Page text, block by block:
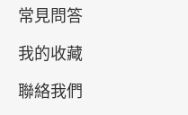
常見問答
我的收藏
聯絡我們